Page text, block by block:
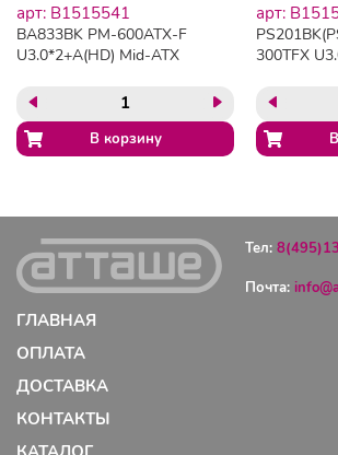
арт: B1515541
BA833BK PM-600ATX-F
U3.0*2+A(HD) Mid-ATX
6125674]
арт:
300TFX
Тел:
Почта:
ГЛАВНАЯ
ОПЛАТА
ДОСТАВКА
КОНТАКТЫ